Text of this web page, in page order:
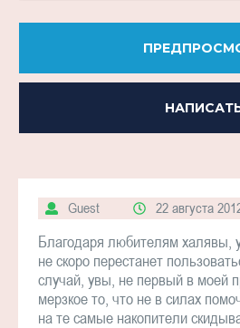
Guest 22 августа
Благодаря любителям халявы,
не скоро перестанет
случай, увы, не первый в моей
мерзкое то, что не в силах
на те самые накопители